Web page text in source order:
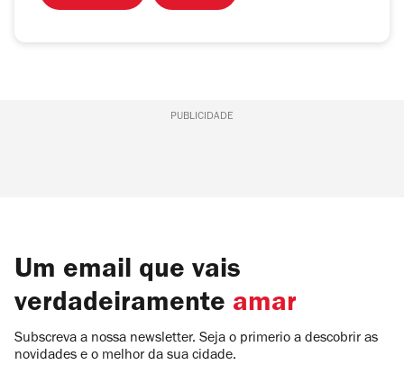
PUBLICIDADE
Um email que vais
verdadeiramente amar
Subscreva a nossa newsletter. Seja o primerio a descobrir as
novidades e o melhor da sua cidade.